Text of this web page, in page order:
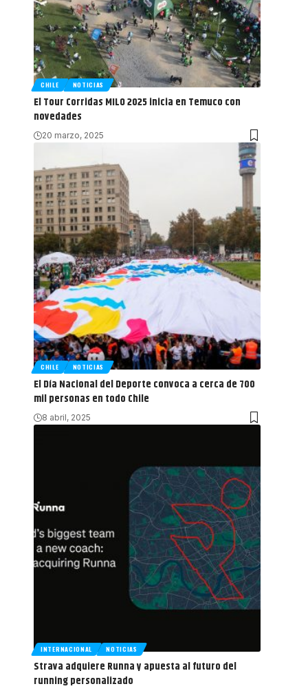
CHILE NOTICIAS
El Tour Corridas MILO 2025 inicia en Temuco con
novedades
20 marzo, 2025
CHILE NOTICIAS
El Día Nacional del Deporte convoca a cerca de 700
mil personas en todo Chile
8 abril, 2025
INTERNACIONAL NOTICIAS
Strava adquiere Runna y apuesta al futuro del
running personalizado